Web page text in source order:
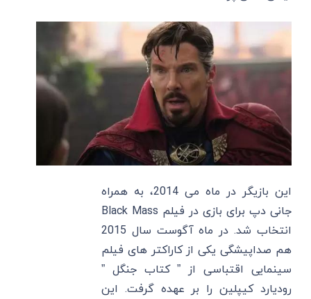
این بازیگر در ماه می 2014، به همراه
جانی دپ برای بازی در فیلم Black Mass
انتخاب شد. در ماه آگوست سال 2015
هم صداپیشگی یکی از کاراکتر های فیلم
سینمایی اقتباسی از ” کتاب جنگل ”
رودیارد کیپلین را بر عهده گرفت. این